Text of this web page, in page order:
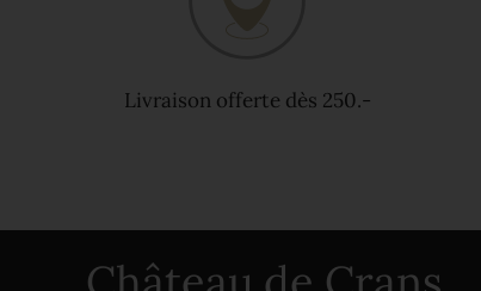
Livraison offerte dès 250.-